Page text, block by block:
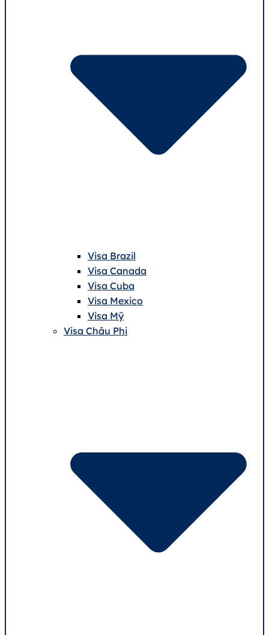
Visa Brazil
Visa Canada
Visa Cuba
Visa Mexico
Visa Mỹ
Visa Châu Phi